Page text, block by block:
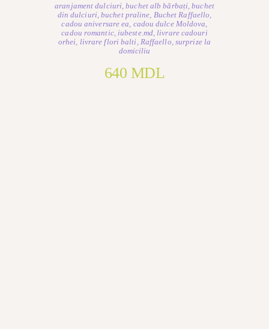
aranjament dulciuri,buchet alb bărbați,buchet
din dulciuri,buchet praline, Buchet Raffaello,
cadou aniversare ea, cadou dulce Moldova,
cadou romantic, iubeste.md,livrare cadouri
orhei, livrare flori balti , Raffaello, surprize la
domiciliu
640 MDL